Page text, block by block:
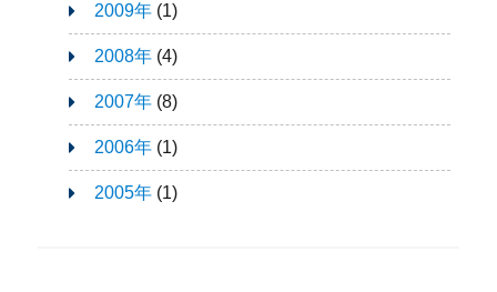
2009年(1)
2008年(4)
2007年(8)
2006年(1)
2005年(1)